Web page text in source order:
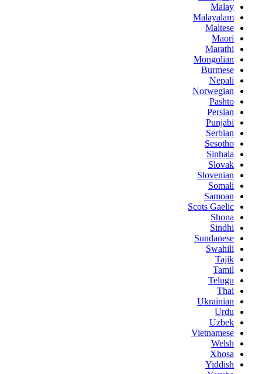
Malay
Malayalam
Maltese
Maori
Marathi
Mongolian
Burmese
Nepali
Norwegian
Pashto
Persian
Punjabi
Serbian
Sesotho
Sinhala
Slovak
Slovenian
Somali
Samoan
Scots Gaelic
Shona
Sindhi
Sundanese
Swahili
Tajik
Tamil
Telugu
Thai
Ukrainian
Urdu
Uzbek
Vietnamese
Welsh
Xhosa
Yiddish